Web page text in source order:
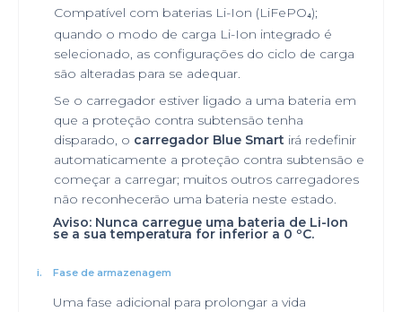
Compatível com baterias Li-Ion (LiFePO₄);
quando o modo de carga Li-Ion integrado é
selecionado, as configurações do ciclo de carga
são alteradas para se adequar.
Se o carregador estiver ligado a uma bateria em
que a proteção contra subtensão tenha
disparado, o carregador Blue Smart irá redefinir
automaticamente a proteção contra subtensão e
começar a carregar; muitos outros carregadores
não reconhecerão uma bateria neste estado.
Aviso: Nunca carregue uma bateria de Li-Ion
se a sua temperatura for inferior a 0 ºC.
i. Fase de armazenagem
Uma fase adicional para prolongar a vida